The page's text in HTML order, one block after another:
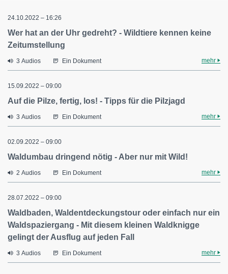
24.10.2022 – 16:26
Wer hat an der Uhr gedreht? - Wildtiere kennen keine
Zeitumstellung
3 Audios Ein Dokument mehr
15.09.2022 – 09:00
Auf die Pilze, fertig, los! - Tipps für die Pilzjagd
3 Audios Ein Dokument mehr
02.09.2022 – 09:00
Waldumbau dringend nötig - Aber nur mit Wild!
2 Audios Ein Dokument mehr
28.07.2022 – 09:00
Waldbaden, Waldentdeckungstour oder einfach nur ein
Waldspaziergang - Mit diesem kleinen Waldknigge
gelingt der Ausflug auf jeden Fall
3 Audios Ein Dokument mehr